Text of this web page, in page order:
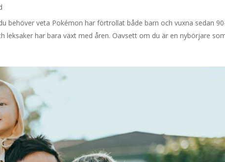
behöver veta Pokémon har förtrollat både barn och vuxna sedan
har bara växt med åren. Oavsett om du är en nybörjare